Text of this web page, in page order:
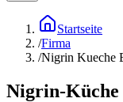
Startseite
/Firma
/Nigrin Kueche
Nigrin-